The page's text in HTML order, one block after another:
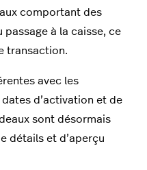
comportant des
à la caisse, ce
transaction.
avec les
d’activation et de
sont désormais
détails et d’aperçu